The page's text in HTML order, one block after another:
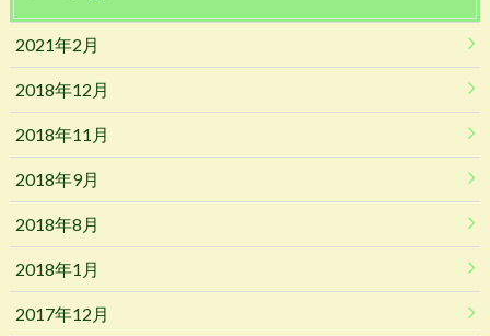
2021年2月
2018年12月
2018年11月
2018年9月
2018年8月
2018年1月
2017年12月